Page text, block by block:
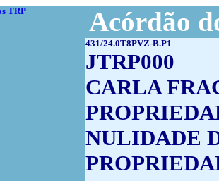
TRP Acórdão
431/24.0T8PVZ-B.P1
JTRP000
CARLA
NULIDADE